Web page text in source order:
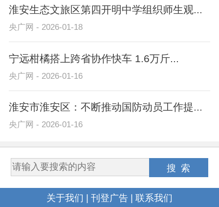
淮安生态文旅区第四开明中学组织师生观...
央广网 - 2026-01-18
宁远柑橘搭上跨省协作快车 1.6万斤...
央广网 - 2026-01-16
淮安市淮安区：不断推动国防动员工作提...
央广网 - 2026-01-16
关于我们 | 刊登广告 | 联系我们